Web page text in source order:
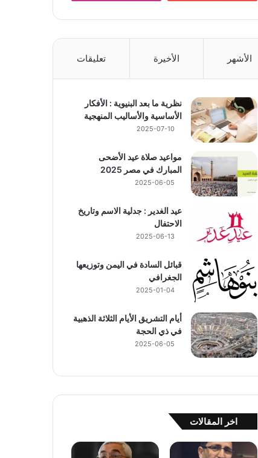
الأشهر الأخيرة تعليقات
نظرية ما بعد البنيوية : الأفكار
الأساسية والأساليب المنهجية
2025-07-10
مواعيد صلاة عيد الأضحى
المبارك في مصر 2025
2025-06-05
عيد الغدير : جدلية الاسم وتاريخ
الاحتفال
2025-06-13
قبائل السادة في اليمن وتوزيعها
الجغرافي
2025-01-04
أيام التشريق الأيام الثلاثة الذهبية
في ذي الحجة
2025-06-05
اخر المقالات